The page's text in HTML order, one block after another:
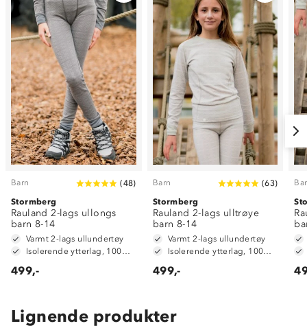
Barn (48)
Stormberg
Rauland 2-lags ullongs
barn 8-14
Varmt 2-lags ullundertøy
499,-
Barn (63)
Stormberg
Rauland 2-lags ulltrøye
barn 8-14
Varmt 2-lags ullundertøy
499,-
Lignende produkter